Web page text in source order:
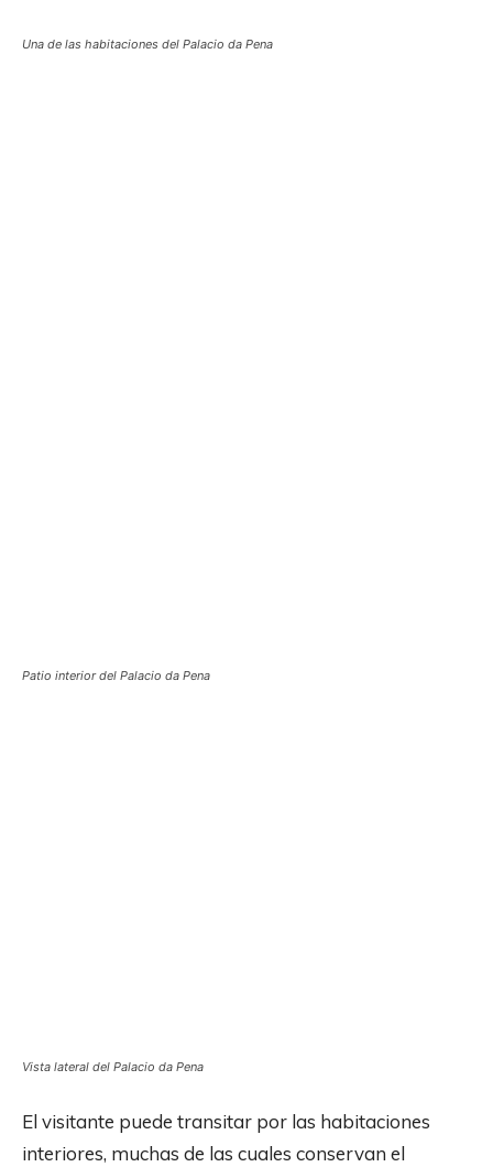
Una de las habitaciones del Palacio da Pena
Patio interior del Palacio da Pena
Vista lateral del Palacio da Pena
El visitante puede transitar por las habitaciones
interiores, muchas de las cuales conservan el